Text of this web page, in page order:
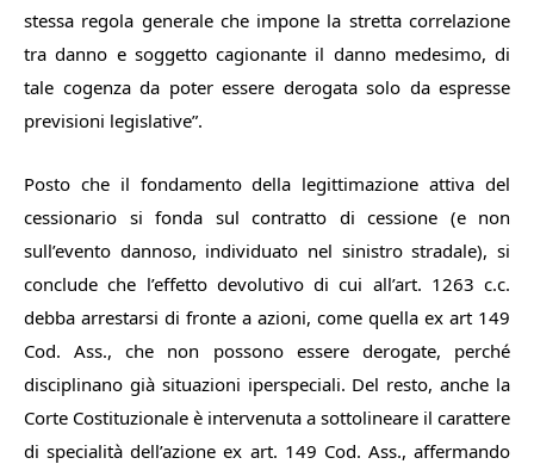
stessa regola generale che impone la stretta correlazione
tra danno e soggetto cagionante il danno medesimo, di
tale cogenza da poter essere derogata solo da espresse
previsioni legislative”.
Posto che il fondamento della legittimazione attiva del
cessionario si fonda sul contratto di cessione (e non
sull’evento dannoso, individuato nel sinistro stradale), si
conclude che l’effetto devolutivo di cui all’art. 1263 c.c.
debba arrestarsi di fronte a azioni, come quella ex art 149
Cod. Ass., che non possono essere derogate, perché
disciplinano già situazioni iperspeciali. Del resto, anche la
Corte Costituzionale è intervenuta a sottolineare il carattere
di specialità dell’azioneex art. 149 Cod. Ass., affermando